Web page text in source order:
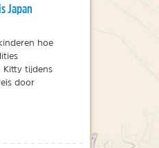
Japan
hoe
Kitty tijdens
door